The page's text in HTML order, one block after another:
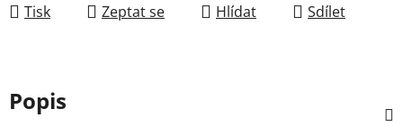
Tisk Zeptat se Hlídat Sdílet
Popis